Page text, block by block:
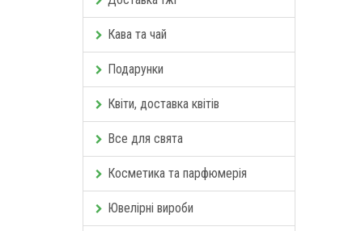
Кава та чай
Подарунки
Квіти, доставка квітів
Все для свята
Косметика та парфюмерія
Ювелірні вироби